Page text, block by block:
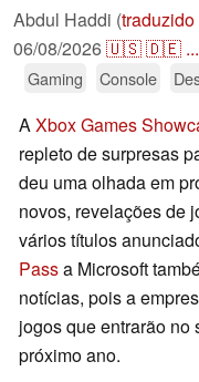
Abdul Haddi (traduzido
06/08/2026🇺🇸🇩🇪 ...
Gaming Console
AXbox Games
repleto de surpresas
deu uma olhada em
novos, revelações de
vários títulos
Passa Microsoft
notícias, pois a
jogos que entrarão no
próximo ano.